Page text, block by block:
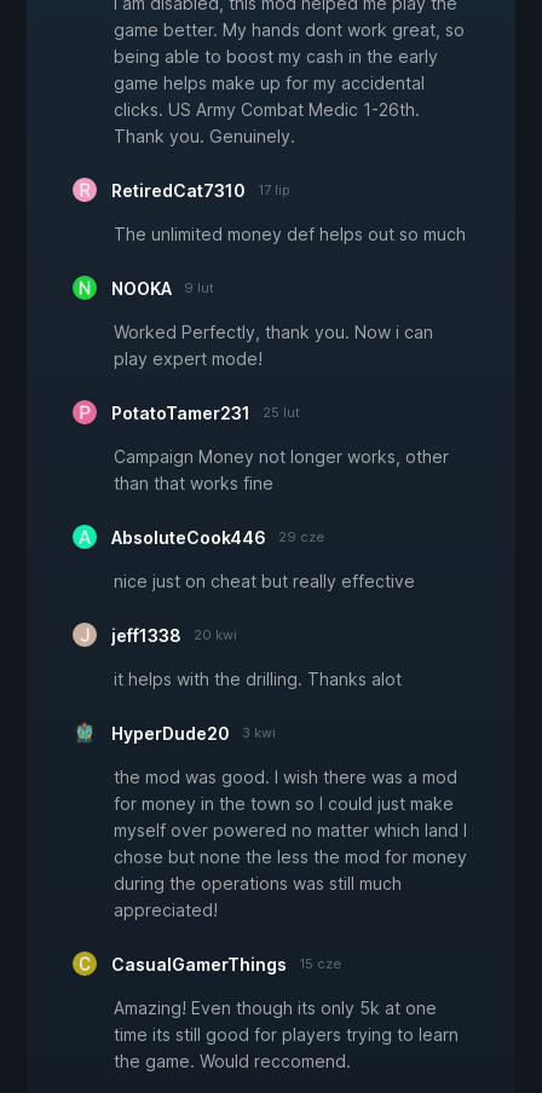
game better. My hands dont work great, so
being able to boost my cash in the early
game helps make up for my accidental
clicks. US Army Combat Medic 1-26th.
Thank you. Genuinely.
RetiredCat7310 17 lip
The unlimited money def helps out so much
NOOKA 9 lut
Worked Perfectly, thank you. Now i can
play expert mode!
PotatoTamer231 25 lut
Campaign Money not longer works, other
than that works fine
AbsoluteCook446 29 cze
nice just on cheat but really effective
jeff1338 20 kwi
it helps with the drilling. Thanks alot
HyperDude20 3 kwi
the mod was good. I wish there was a mod
for money in the town so I could just make
myself over powered no matter which land I
chose but none the less the mod for money
during the operations was still much
appreciated!
CasualGamerThings 15 cze
Amazing! Even though its only 5k at one
time its still good for players trying to learn
the game. Would reccomend.